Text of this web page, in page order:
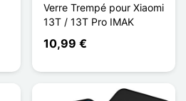
Verre Trempé pour Xiaomi
13T / 13T Pro IMAK
10,99 €